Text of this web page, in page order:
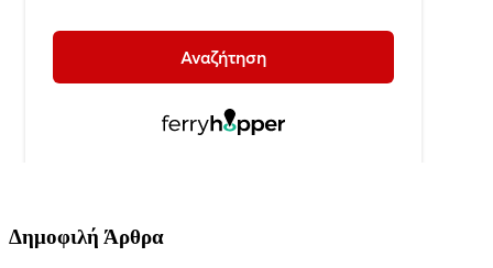
Δημοφιλή Άρθρα